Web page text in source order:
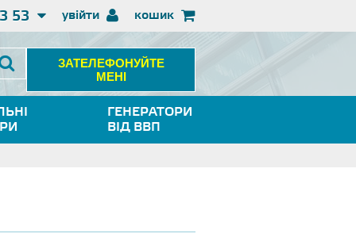
увійти
53 кошик
ЗАТЕЛЕФОНУЙТЕ
МЕНІ
ГЕНЕРАТОРИ
ВІД ВВП